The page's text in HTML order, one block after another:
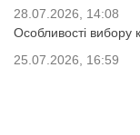
28.07.2026, 14:08
Особливості вибору
25.07.2026, 16:59